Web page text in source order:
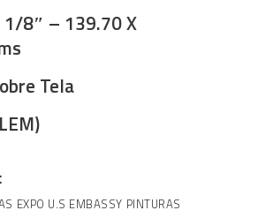
1/8″ – 139.70 X
Tela
EXPO U.S EMBASSY PINTURAS